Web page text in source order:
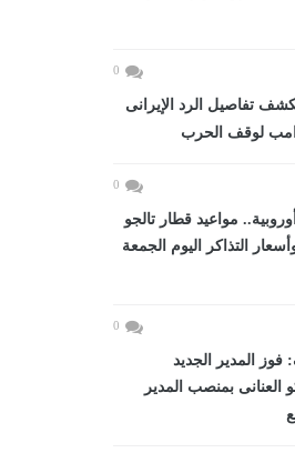
0
تفاصيل الرد الإيرانى
لوقف الحرب
0
مواعيد قطار تالجو
التذاكر اليوم الجمعة
0
فوز المدير الجديد
العنانى بمنصب المدير